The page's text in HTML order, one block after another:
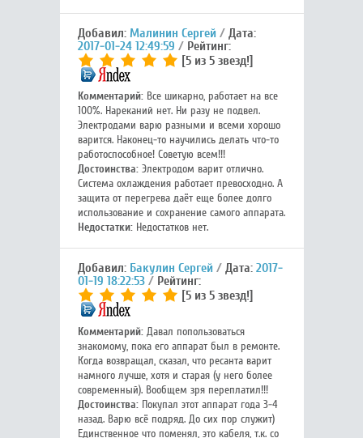
Добавил: Малинин Сергей Дата:
2017-01-24 12:49:59
Рейтинг:
[5 из 5 звезд!]
Комментарий:Все шикарно, работает на все
100%. Нареканий нет. Ни разу не подвел.
Электродами варю разными и всеми хорошо
варится. Наконец-то научились делать что-то
работоспособное! Советую всем!!!
Достоинства:Электродом варит отлично.
Система охлаждения работает превосходно. А
защита от перегрева даёт еще более долго
использование и сохранение самого аппарата.
Недостатки:Недостатков нет.
Добавил: Бакулин Сергей Дата: 2017-
01-19 18:22:53
Рейтинг:
[5 из 5 звезд!]
Комментарий:Давал попользоваться
знакомому, пока его аппарат был в ремонте.
Когда возвращал, сказал, что ресанта варит
намного лучше, хотя и старая (у него более
современный). Вообщем зря переплатил!!!
Достоинства:Покупал этот аппарат года 3-4
назад. Варю всё подряд. До сих пор служит)
Единственное что поменял, это кабеля, т.к. со